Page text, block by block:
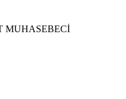
MUHASEBECİ